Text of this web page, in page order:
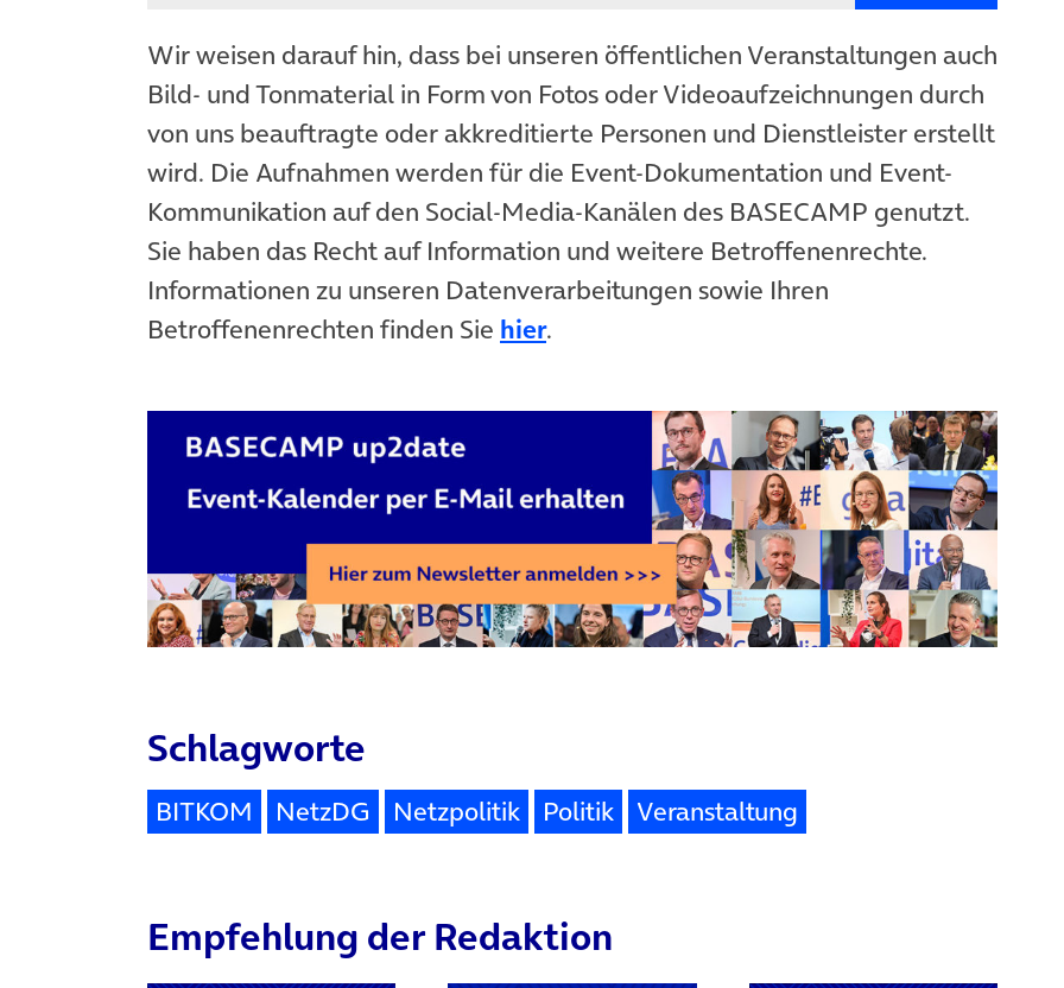
Wir weisen darauf hin, dass bei unseren öffentlichen Veranstaltungen auch
Bild- und Tonmaterial in Form von Fotos oder Videoaufzeichnungen durch
von uns beauftragte oder akkreditierte Personen und Dienstleister erstellt
wird. Die Aufnahmen werden für die Event-Dokumentation und Event-
Kommunikation auf den Social-Media-Kanälen des BASECAMP genutzt.
Sie haben das Recht auf Information und weitere Betroffenenrechte.
Informationen zu unseren Datenverarbeitungen sowie Ihren
Betroffenenrechten finden Sie hier.
Schlagworte
BITKOM NetzDG Netzpolitik Politik Veranstaltung
Empfehlung der Redaktion